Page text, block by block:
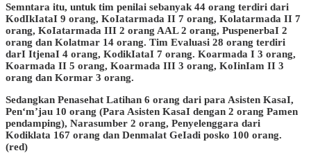
Semntara itu, untuk tim penilai sebanyak 44 orang terdiri dari
KodIkIataI 9 orang, KoIatarmada II 7 orang, Kolatarmada II 7
orang, KoIatarmada III 2 orang AAL 2 orang, PuspenerbaI 2
orang dan Kolatmar 14 orang. Tim Evaluasi 28 orang terdiri
darI ItjenaI 4 orang, KodikIataI 7 orang. Koarmada I 3 orang,
Koarmada II 5 orang, Koarmada III 3 orang, KoIinIam II 3
orang dan Kormar 3 orang.
Sedangkan Penasehat Latihan 6 orang dari para Asisten KasaI,
Pen‘m’jau 10 orang (Para Asisten KasaI dengan 2 orang Pamen
pendamping), Narasumber 2 orang, Penyelenggara dari
Kodiklata 167 orang dan Denmalat GeIadi posko 100 orang.
(red)